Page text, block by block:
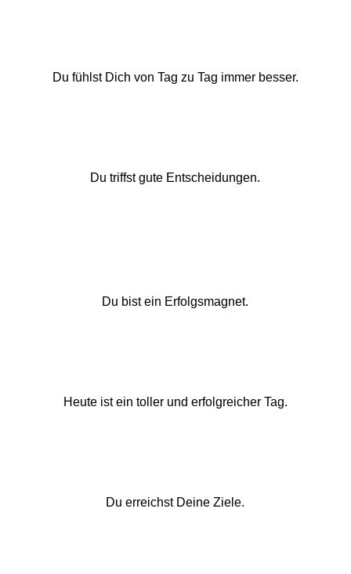
Du fühlst Dich von Tag zu Tag immer besser.
Du triffst gute Entscheidungen.
Du bist ein Erfolgsmagnet.
Heute ist ein toller und erfolgreicher Tag.
Du erreichst Deine Ziele.